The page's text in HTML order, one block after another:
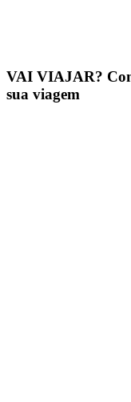
VAI VIAJAR?
sua viagem